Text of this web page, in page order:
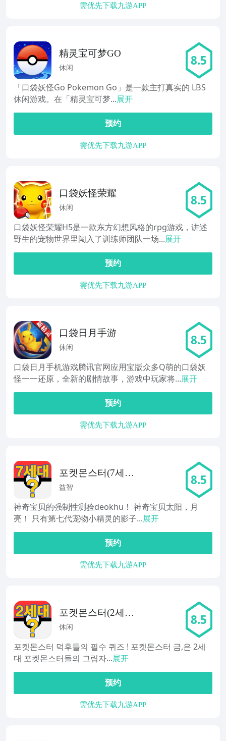
需优先下载九游APP
精灵宝可梦GO
休闲 8.5
「口袋妖怪Go Pokemon Go」是一款主打真实的 LBS
休闲游戏。在「精灵宝可梦...展开
预约
需优先下载九游APP
口袋妖怪荣耀
休闲 8.5
口袋妖怪荣耀H5是一款东方幻想风格的rpg游戏，讲述
野生的宠物世界里闯入了训练师团队一场...展开
预约
需优先下载九游APP
口袋日月手游
休闲 8.5
口袋日月手机游戏腾讯官网应用宝版众多Q萌的口袋妖
怪一一还原，全新的剧情故事，游戏中玩家将...展开
预约
需优先下载九游APP
포켓몬스터(7세
대) 그림자 퀴즈-
임
益智 8.5
神奇宝贝的强制性测验deokhu！ 神奇宝贝太阳，月
亮！ 只有第七代宠物小精灵的影子...展开
预约
需优先下载九游APP
포켓몬스터(2세
대) 그림자 퀴즈-
임
休闲 8.5
포켓몬스터 덕후들의 필수 퀴즈 ! 포켓몬스터 금,은 2세
대 포켓몬스터들의 그림자...展开
预约
需优先下载九游APP